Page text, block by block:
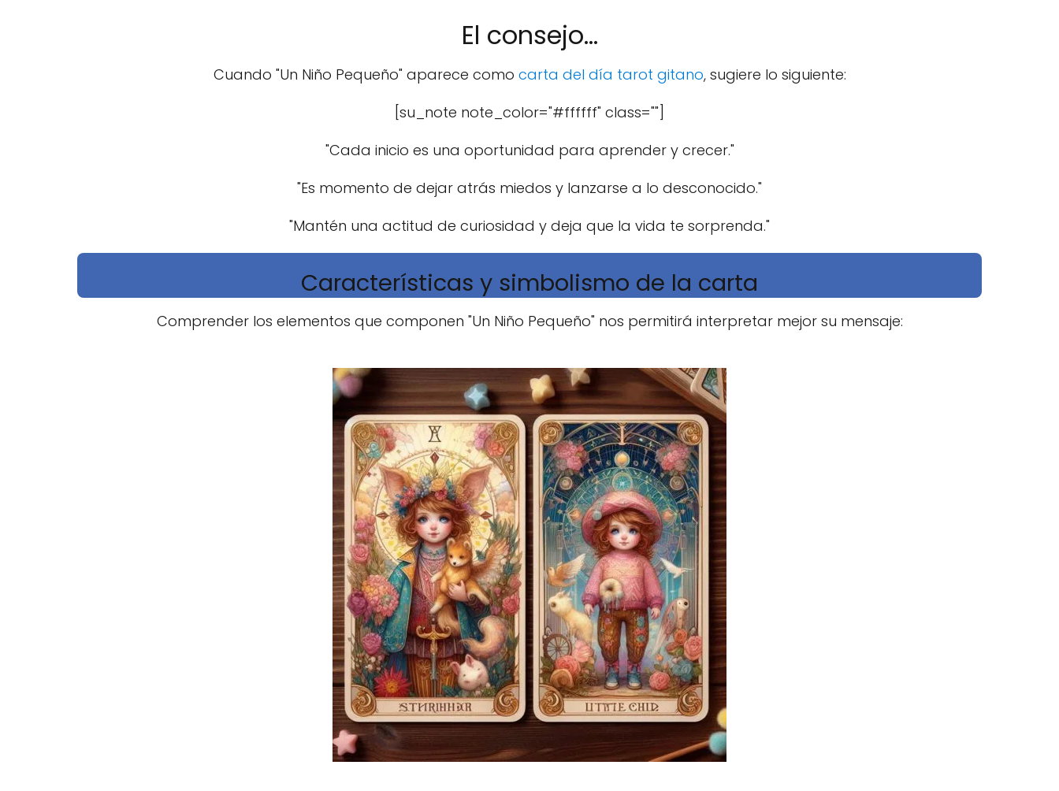
El consejo...
Cuando "Un Niño Pequeño" aparece como carta del día tarot gitano, sugiere lo siguiente:
[su_note note_color="#ffffff" class=""]
"Cada inicio es una oportunidad para aprender y crecer."
"Es momento de dejar atrás miedos y lanzarse a lo desconocido."
"Mantén una actitud de curiosidad y deja que la vida te sorprenda."
Características y simbolismo de la carta
Comprender los elementos que componen "Un Niño Pequeño" nos permitirá interpretar mejor su mensaje: